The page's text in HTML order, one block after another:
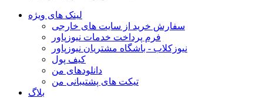
لینک های ویژه
سفارش خرید از سایت های خارجی
فرم پرداخت خدمات نیوزپاور
نیوزکلاب - باشگاه مشتریان نیوزپاور
کیف پول
دانلودهای من
تیکت های پشتیبانی من
بلاگ